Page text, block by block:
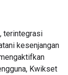
terintegrasi
kesenjangan
Kwikset